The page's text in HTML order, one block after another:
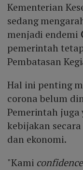
Kementerian
sedang
menjadi endemi
pemerintah
Pembatasan
Hal ini penting
corona belum
Pemerintah juga
kebijakan
dan ekonomi.
"Kami confidence